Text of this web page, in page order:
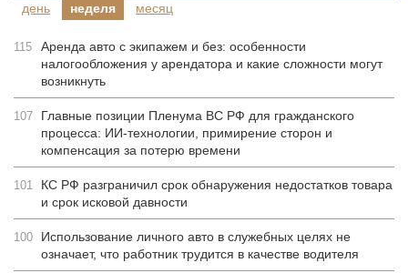
день
неделя месяц
115
Аренда авто с экипажем и без: особенности
налогообложения у арендатора и какие сложности могут
возникнуть
107
Главные позиции Пленума ВС РФ для гражданского
процесса: ИИ-технологии, примирение сторон и
компенсация за потерю времени
101
КС РФ разграничил срок обнаружения недостатков товара
и срок исковой давности
100
Использование личного авто в служебных целях не
означает, что работник трудится в качестве водителя